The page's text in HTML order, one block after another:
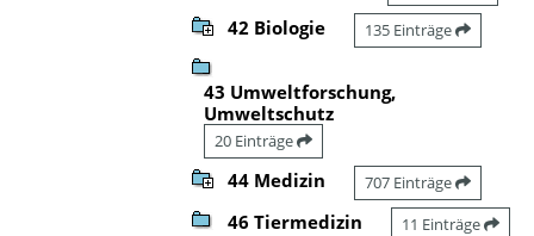
42 Biologie 135 Einträge
43 Umweltforschung,
Umweltschutz
20 Einträge
44 Medizin 707 Einträge
46 Tiermedizin 11 Einträge